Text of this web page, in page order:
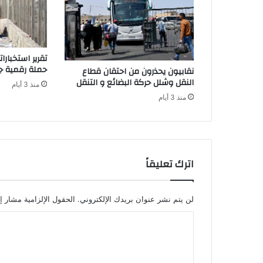
ص
ل
ا
ل
ح
ي
و
ا
ي
و
ر
ة
نقابيون يحذرون من احتقان قطاع
النقل وشلل حركة البضائع و التنقل
منذ 3 أيام
تقرير
حملة رقمية
منذ 3 أيام
اترك تعليقاً
لن يتم نشر عنوان بريدك الإلكتروني. الحقول الإلزامية مشار